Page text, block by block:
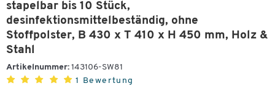
stapelbar bis 10 Stück,
desinfektionsmittelbeständig, ohne
Stoffpolster, B 430 x T 410 x H 450 mm, Holz &
Stahl
Artikelnummer: 143106-SW81
1 Bewertung